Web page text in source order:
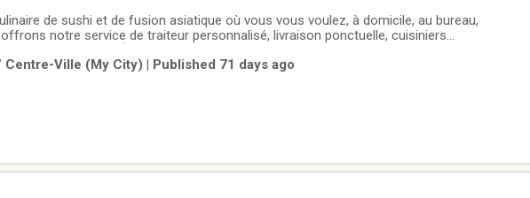
de sushi et de fusion asiatique où vous vous voulez, à domicile, au bureau,
notre service de traiteur personnalisé, livraison ponctuelle, cuisiniers
Ville (My City) | Published 71 days ago